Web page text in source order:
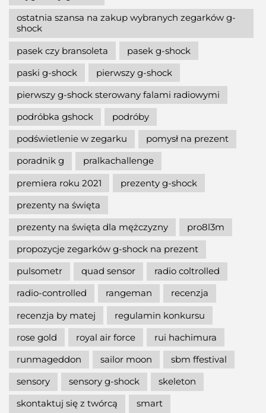
ostatnia szansa na zakup wybranych zegarków g-
shock
pasek czy bransoleta
pasek g-shock
paski g-shock
pierwszy g-shock
pierwszy g-shock sterowany falami radiowymi
podróbka gshock
podróby
podświetlenie w zegarku
pomysł na prezent
poradnik g
pralkachallenge
premiera roku 2021
prezenty g-shock
prezenty na święta
prezenty na święta dla mężczyzny
pro8l3m
propozycje zegarków g-shock na prezent
pulsometr
quad sensor
radio coltrolled
radio-controlled
rangeman
recenzja
recenzja by matej
regulamin konkursu
rose gold
royal air force
rui hachimura
runmageddon
sailor moon
sbm ffestival
sensory
sensory g-shock
skeleton
skontaktuj się z twórcą
smart